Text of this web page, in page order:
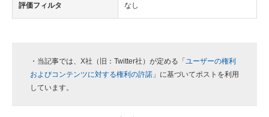
評価フィルタ なし
・当記事では、X社（旧：Twitter社）が定める「 ユーザーの権利
およびコンテンツに対する権利の許諾 」に基づいてポストを利用
しています。